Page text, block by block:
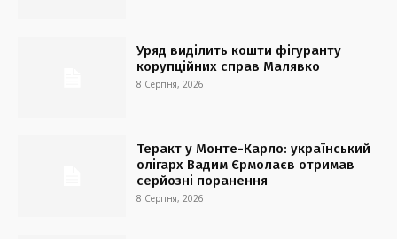
Уряд виділить кошти фігуранту
корупційних справ Малявко
8 Серпня, 2026
Теракт у Монте-Карло: український
олігарх Вадим Єрмолаєв отримав
серйозні поранення
8 Серпня, 2026